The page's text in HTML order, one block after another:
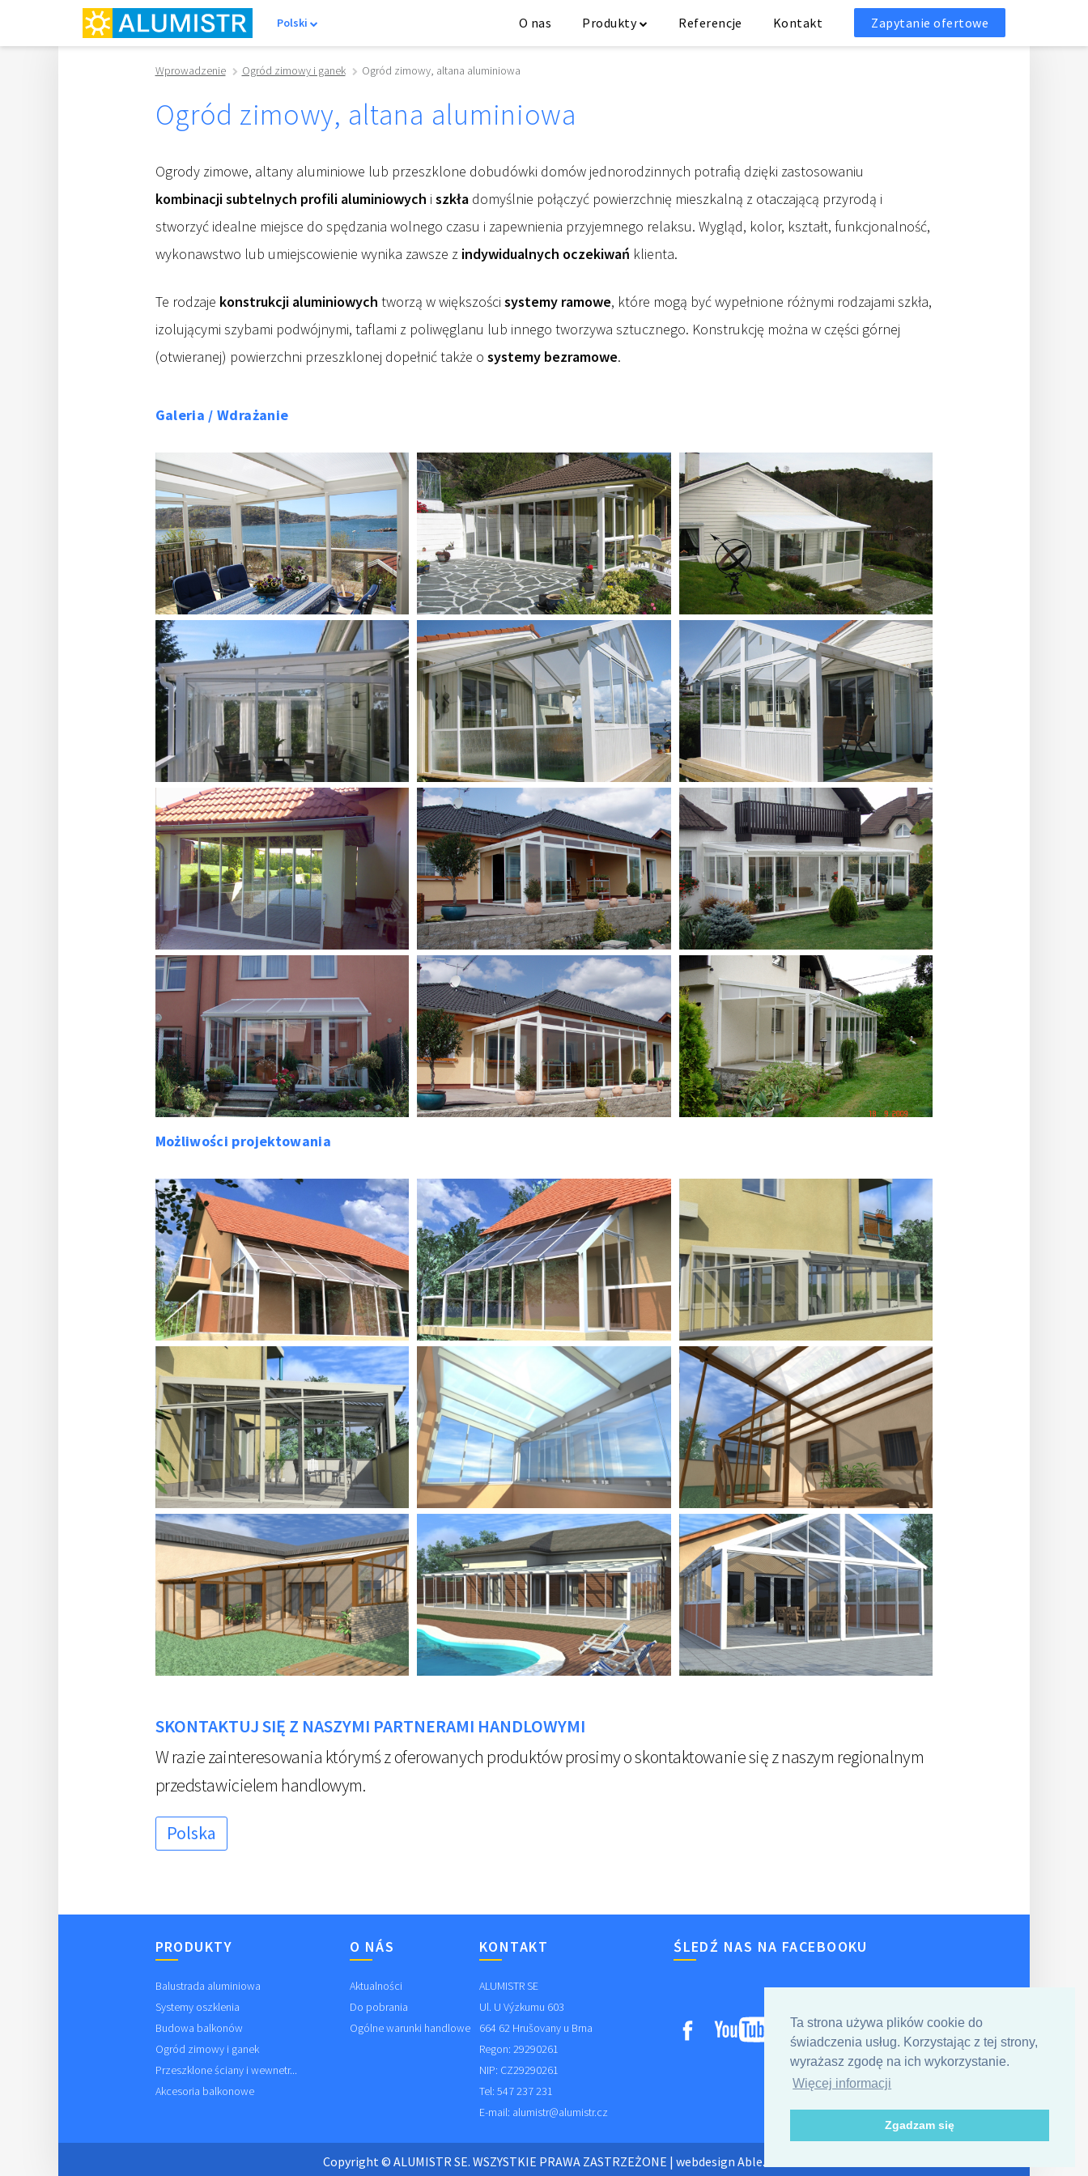
Ta strona używa plików cookie do
świadczenia usług. Korzystając z tej strony,
wyrażasz zgodę na ich wykorzystanie.
Więcej informacji
Zgadzam się
O nas Produkty Referencje Kontakt Zapytanie ofertowe
Polski
Wprowadzenie Ogród zimowy i ganek Ogród zimowy, altana aluminiowa
Ogród zimowy, altana aluminiowa
Ogrody zimowe, altany aluminiowe lub przeszklone dobudówki domów jednorodzinnych potrafią dzięki zastosowaniu
kombinacji subtelnych profili aluminiowych i szkładomyślnie połączyć powierzchnię mieszkalną z otaczającą przyrodą i
stworzyć idealne miejsce do spędzania wolnego czasu i zapewnienia przyjemnego relaksu. Wygląd, kolor, kształt, funkcjonalność,
wykonawstwo lub umiejscowienie wynika zawsze z indywidualnych oczekiwań klienta.
Te rodzaje konstrukcji aluminiowych tworzą w większości systemy ramowe, które mogą być wypełnione różnymi rodzajami szkła,
izolującymi szybami podwójnymi, taflami z poliwęglanu lub innego tworzywa sztucznego. Konstrukcję można w części górnej
(otwieranej) powierzchni przeszklonej dopełnić także o systemy bezramowe.
Galeria / Wdrażanie
Możliwości projektowania
SKONTAKTUJ SIĘ Z NASZYMI PARTNERAMI HANDLOWYMI
W razie zainteresowania którymś z oferowanych produktów prosimy o skontaktowanie się z naszym regionalnym
przedstawicielem handlowym.
Polska
PRODUKTY
Balustrada aluminiowa
Systemy oszklenia
Budowa balkonów
Ogród zimowy i ganek
Przeszklone ściany i wewnetr...
Akcesoria balkonowe
O NÁS
Aktualności
Do pobrania
Ogólne warunki handlowe
KONTAKT
ALUMISTR SE
Ul. U Výzkumu 603
664 62 Hrušovany u Brna
Regon: 29290261
NIP: CZ29290261
Tel: 547 237 231
E-mail: alumistr@alumistr.cz
ŚLEDŹ NAS NA FACEBOOKU
Copyright © ALUMISTR SE. WSZYSTKIE PRAWA ZASTRZEŻONE | webdesign Able.